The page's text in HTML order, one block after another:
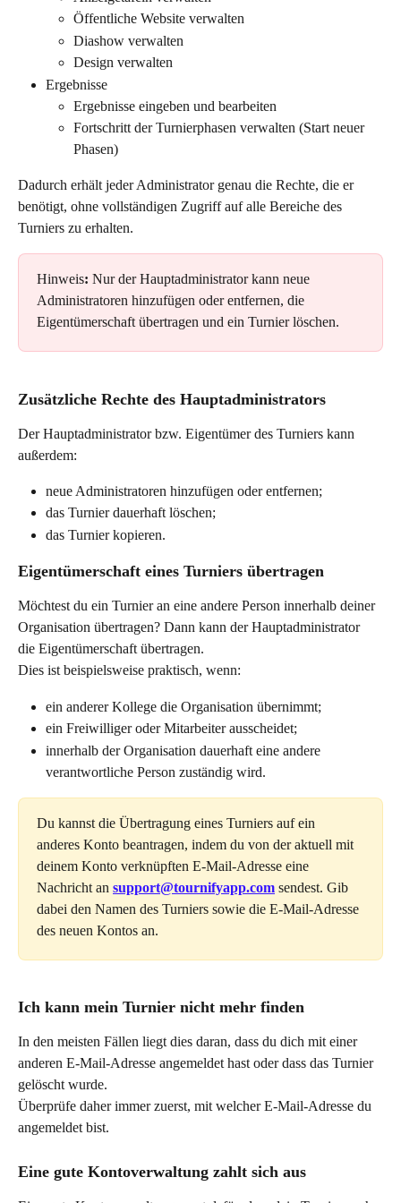
Öffentliche Website verwalten
Diashow verwalten
Design verwalten
Ergebnisse
Ergebnisse eingeben und bearbeiten
Fortschritt der Turnierphasen verwalten (Start neuer
Phasen)
Dadurch erhält jeder Administrator genau die Rechte, die er
benötigt, ohne vollständigen Zugriff auf alle Bereiche des
Turniers zu erhalten.
Hinweis: Nur der Hauptadministrator kann neue
Administratoren hinzufügen oder entfernen, die
Eigentümerschaft übertragen und ein Turnier löschen.
Zusätzliche Rechte des Hauptadministrators
Der Hauptadministrator bzw. Eigentümer des Turniers kann
außerdem:
neue Administratoren hinzufügen oder entfernen;
das Turnier dauerhaft löschen;
das Turnier kopieren.
Eigentümerschaft eines Turniers übertragen
Möchtest du ein Turnier an eine andere Person innerhalb deiner
Organisation übertragen? Dann kann der Hauptadministrator
die Eigentümerschaft übertragen.
Dies ist beispielsweise praktisch, wenn:
ein anderer Kollege die Organisation übernimmt;
ein Freiwilliger oder Mitarbeiter ausscheidet;
innerhalb der Organisation dauerhaft eine andere
verantwortliche Person zuständig wird.
Du kannst die Übertragung eines Turniers auf ein
anderes Konto beantragen, indem du von der aktuell mit
deinem Konto verknüpften E-Mail-Adresse eine
Nachricht an support@tournifyapp.com sendest. Gib
dabei den Namen des Turniers sowie die E-Mail-Adresse
des neuen Kontos an.
Ich kann mein Turnier nicht mehr finden
In den meisten Fällen liegt dies daran, dass du dich mit einer
anderen E-Mail-Adresse angemeldet hast oder dass das Turnier
gelöscht wurde.
Überprüfe daher immer zuerst, mit welcher E-Mail-Adresse du
angemeldet bist.
Eine gute Kontoverwaltung zahlt sich aus